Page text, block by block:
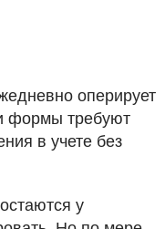
оперирует
формы требуют
в учете без
у